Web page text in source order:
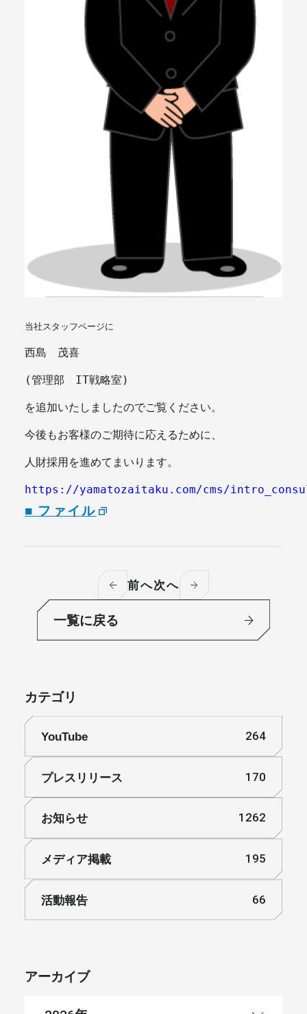
当社スタッフページに
西島　茂喜
(管理部　IT戦略室)
を追加いたしましたのでご覧ください。
今後もお客様のご期待に応えるために、
人財採用を進めてまいります。
https://yamatozaitaku.com/cms/
■ ファイル
前へ次へ
一覧に戻る
カテゴリ
YouTube 264
プレスリリース 170
お知らせ 1262
メディア掲載 195
活動報告 66
アーカイブ